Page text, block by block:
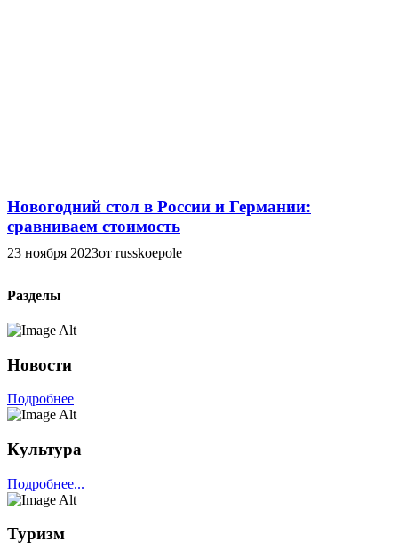
Новогодний стол в России и Германии:
сравниваем стоимость
23 ноября 2023от russkoepole
Разделы
Новости
Подробнее
Культура
Подробнее...
Туризм